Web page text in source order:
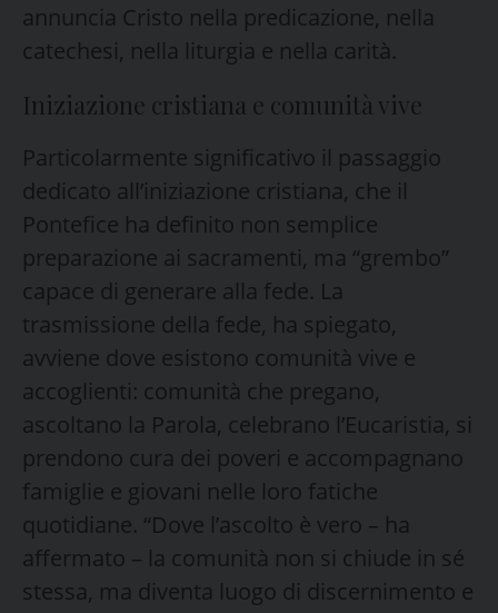
annuncia Cristo nella predicazione, nella
catechesi, nella liturgia e nella carità.
Iniziazione cristiana e comunità vive
Particolarmente significativo il passaggio
dedicato all’iniziazione cristiana, che il
Pontefice ha definito non semplice
preparazione ai sacramenti, ma “grembo”
capace di generare alla fede. La
trasmissione della fede, ha spiegato,
avviene dove esistono comunità vive e
accoglienti: comunità che pregano,
ascoltano la Parola, celebrano l’Eucaristia, si
prendono cura dei poveri e accompagnano
famiglie e giovani nelle loro fatiche
quotidiane. “Dove l’ascolto è vero – ha
affermato – la comunità non si chiude in sé
stessa, ma diventa luogo di discernimento e